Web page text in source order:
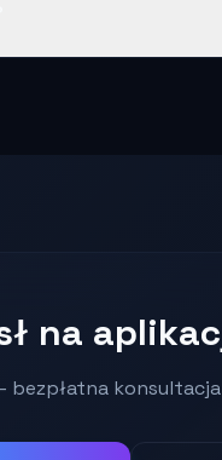
na
bezpłatna